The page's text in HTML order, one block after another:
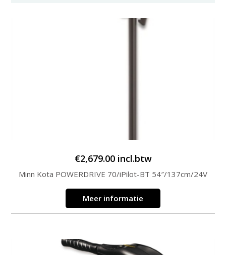
€2,679.00 incl.btw
Minn Kota POWERDRIVE 70/iPilot-BT 54″/137cm/24V
Meer informatie